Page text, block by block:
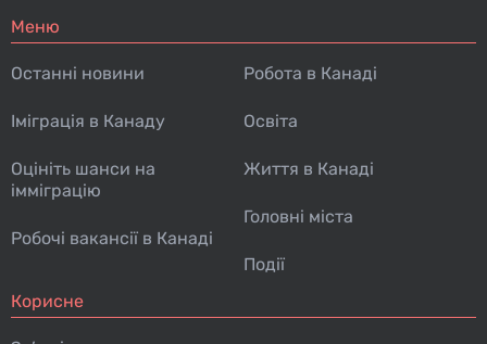
Меню
Останні новини
Іміграція в Канаду
Оцініть шанси на
імміграцію
Робочі вакансії в Канаді
Робота в Канаді
Освіта
Життя в Канаді
Головні міста
Події
Корисне